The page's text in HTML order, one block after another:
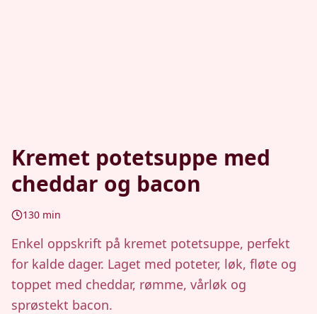
Kremet potetsuppe med
cheddar og bacon
130 min
Enkel oppskrift på kremet potetsuppe, perfekt
for kalde dager. Laget med poteter, løk, fløte og
toppet med cheddar, rømme, vårløk og
sprøstekt bacon.